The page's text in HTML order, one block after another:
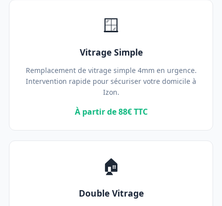
🪟
Vitrage Simple
Remplacement de vitrage simple 4mm en urgence.
Intervention rapide pour sécuriser votre domicile à
Izon.
À partir de 88€ TTC
🏠
Double Vitrage